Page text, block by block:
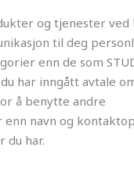
og tjenester ved
til deg
enn de som
du har inngått avtale
å benytte andre
navn og
du har.